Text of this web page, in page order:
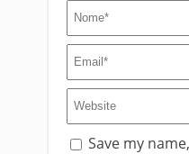
Save my